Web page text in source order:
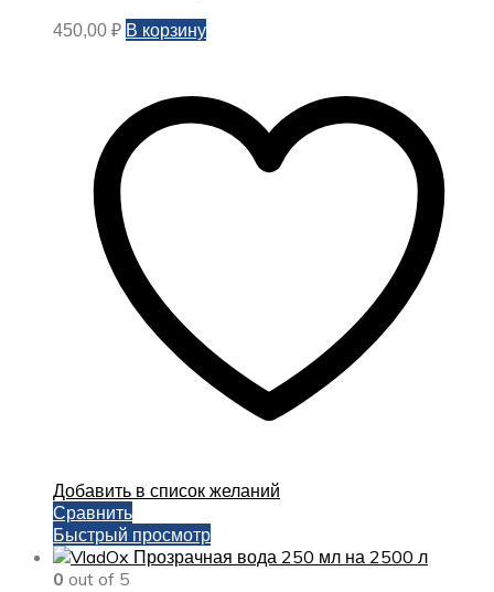
450,00 ₽ В корзину
Добавить в список желаний
Сравнить
Быстрый просмотр
0 out of 5